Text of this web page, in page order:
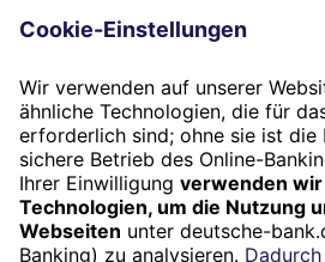
Termin
Beratung vereinbaren